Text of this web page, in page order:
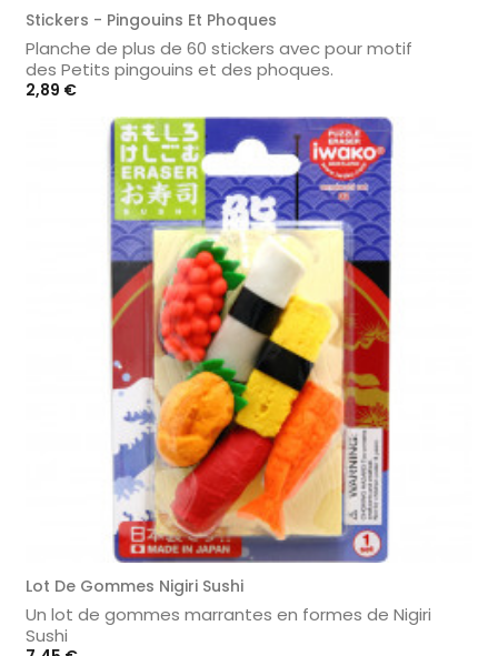
Stickers - Pingouins Et Phoques
Planche de plus de 60 stickers avec pour motif
des Petits pingouins et des phoques.
Prix
2,89 €
Lot De Gommes Nigiri Sushi
Un lot de gommes marrantes en formes de Nigiri
Sushi